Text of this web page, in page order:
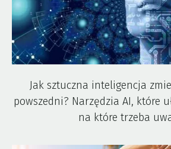
Jak sztuczna inteligencja
powszedni? Narzędzia AI, które
na które trzeba